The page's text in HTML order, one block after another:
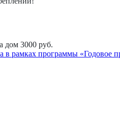
дом 3000 руб.
в рамках программы «Годовое